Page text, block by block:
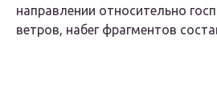
направлении относительно
ветров, набег фрагментов